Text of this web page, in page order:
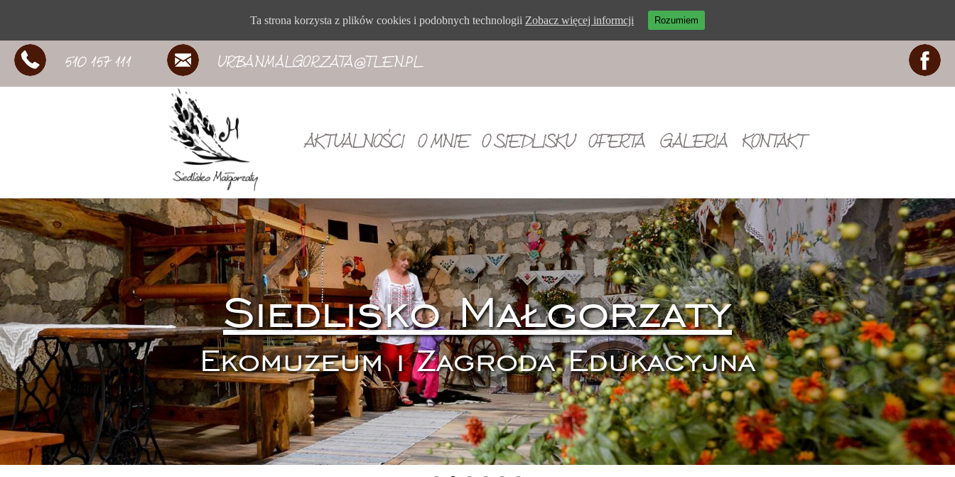
510 157 111 URBANMALGORZATA@TLEN.PL
AKTUALNOŚCI O MNIE O SIEDLISKU OFERTA GALERIA KONTAKT
Siedlisko Małgorzaty
Ekomuzeum i Zagroda Edukacyjna
Ta strona korzysta z plików cookies i podobnych technologii Zobacz więcej informcji Rozumiem